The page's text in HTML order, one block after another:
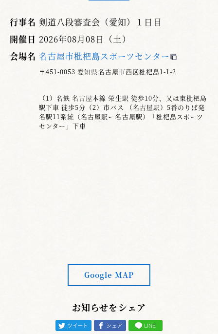
行事名 剣道八段審査会（愛知）１日目
開催日 2026年08月08日（土）
会場名 名古屋市枇杷島スポーツセンター
〒451-0053 愛知県名古屋市西区枇杷島1-1-2
（1）名鉄 名古屋本線 栄生駅 徒歩10分、又は東枇杷島
駅下車 徒歩5分（2）市バス （名古屋駅）5番のりば発
名駅11系統（名古屋駅ー名古屋駅）「枇杷島スポーツ
センター」下車
Google MAP
お知らせをシェア